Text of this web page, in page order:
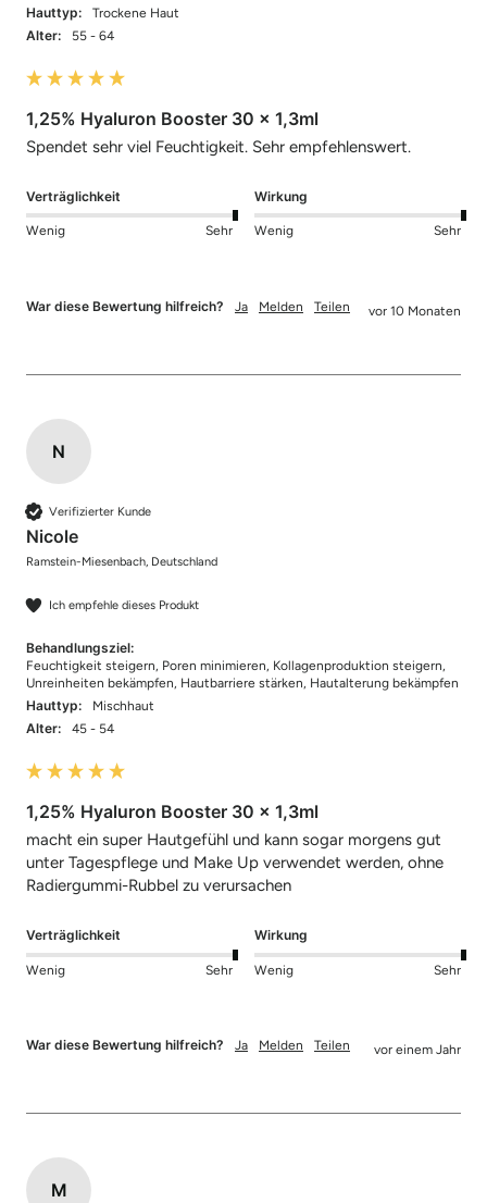
Hauttyp: Trockene Haut
Alter: 55 - 64
1,25% Hyaluron Booster 30 x 1,3ml
Spendet sehr viel Feuchtigkeit. Sehr empfehlenswert.
Verträglichkeit
Wenig Sehr
Wirkung
Wenig Sehr
War diese Bewertung hilfreich? Ja Melden Teilen vor 10 Monaten
N
Verifizierter Kunde
Nicole
Ramstein-Miesenbach, Deutschland
Ich empfehle dieses Produkt
Behandlungsziel:
Feuchtigkeit steigern, Poren minimieren, Kollagenproduktion steigern,
Unreinheiten bekämpfen, Hautbarriere stärken, Hautalterung bekämpfen
Hauttyp: Mischhaut
Alter: 45 - 54
1,25% Hyaluron Booster 30 x 1,3ml
macht ein super Hautgefühl und kann sogar morgens gut
unter Tagespflege und Make Up verwendet werden, ohne
Radiergummi-Rubbel zu verursachen
Verträglichkeit
Wenig Sehr
Wirkung
Wenig Sehr
War diese Bewertung hilfreich? Ja Melden Teilen vor einem Jahr
M